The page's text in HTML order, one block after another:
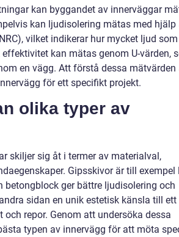
kan byggandet av innerväggar
kan ljudisolering mätas med hjälp
vilket indikerar hur mycket ljud som
kan mätas genom U-värden,
en vägg. Att förstå dessa mätvärden
för ett specifikt projekt.
olika typer av
skiljer sig åt i termer av materialval,
Gipsskivor är till
betongblock ger bättre ljudisolering och
sidan en unik estetisk känsla till ett
repor. Genom att undersöka dessa
typen av innervägg för att möta